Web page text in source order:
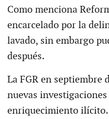
Como menciona
encarcelado por la
lavado, sin embargo
después.
La FGR en septiembre
nuevas
enriquecimiento ilícito.